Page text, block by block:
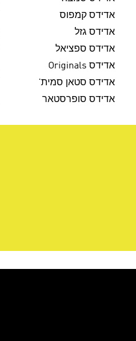
אדידס קמפוס
אדידס גזל
אדידס ספציאל
אדידס Originals
אדידס סטאן סמית'
אדידס סופרסטאר